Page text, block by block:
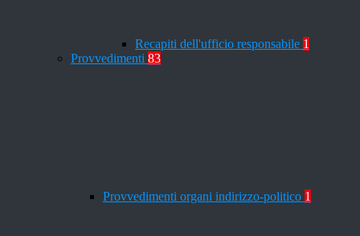
Recapiti dell'ufficio responsabile 1
Provvedimenti 83
Provvedimenti organi indirizzo-politico 1